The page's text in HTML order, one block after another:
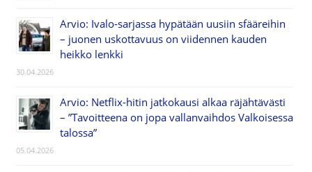
Arvio: Ivalo-sarjassa hypätään uusiin sfääreihin
– juonen uskottavuus on viidennen kauden
heikko lenkki
30.04.2026
Arvio: Netflix-hitin jatkokausi alkaa räjähtävästi
– ”Tavoitteena on jopa vallanvaihdos Valkoisessa
talossa”
05.04.2026